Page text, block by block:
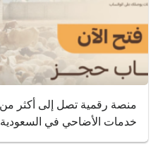
خدمات الأضاحي في السعودية